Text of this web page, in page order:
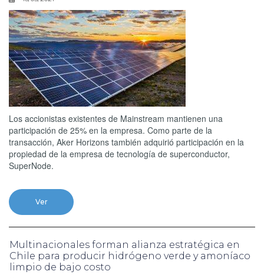
Los accionistas existentes de Mainstream mantienen una
participación de 25% en la empresa. Como parte de la
transacción, Aker Horizons también adquirió participación en la
propiedad de la empresa de tecnología de superconductor,
SuperNode.
Ver
Multinacionales forman alianza estratégica en
Chile para producir hidrógeno verde y amoníaco
limpio de bajo costo